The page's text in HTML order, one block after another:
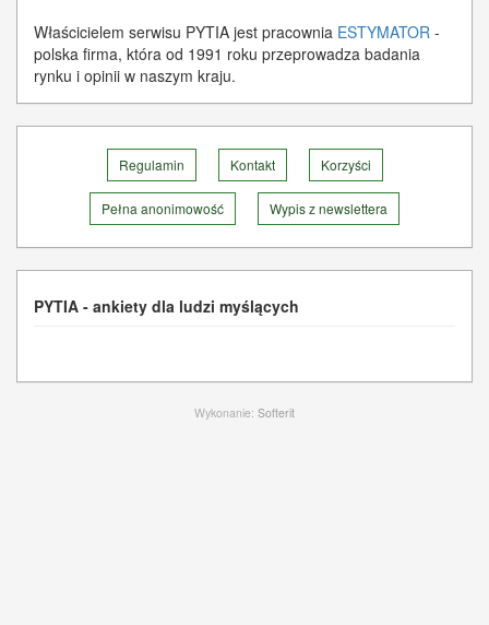
Właścicielem serwisu PYTIA jest pracownia ESTYMATOR -
polska firma, która od 1991 roku przeprowadza badania
rynku i opinii w naszym kraju.
Regulamin Kontakt Korzyści
Pełna anonimowość Wypis z newslettera
PYTIA - ankiety dla ludzi myślących
Wykonanie: Softerit